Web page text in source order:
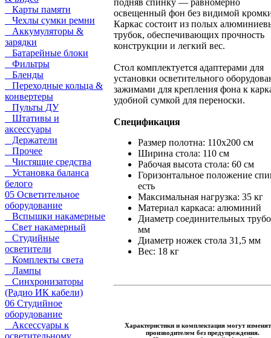
Карты памяти
Чехлы сумки ремни
Аккумуляторы &
зарядки
Батарейные блоки
Фильтры
Бленды
Переходные кольца &
конвертеры
Пульты ДУ
Штативы и
аксессуары
Держатели
Прочее
Чистящие средства
Установка баланса
белого
05 Осветительное
оборудование
Вспышки накамерные
Свет накамерный
Студийные
осветители
Комплекты света
Лампы
Синхронизаторы
(Радио ИК кабели)
06 Студийное
оборудование
Аксессуары к
осветительному
подняв спинку — равномерно
освещенный фон без видимой
Каркас состоит из полых
трубок, обеспечивающих прочность
конструкции и легкий вес.
Стол комплектуется адаптерами для
установки осветительного
зажимами для крепления фона к
удобной сумкой для переноски.
Спецификация
Размер полотна: 110х200 см
Ширина стола: 110 см
Рабочая высота стола: 60 см
Горизонтальное положение
есть
Максимальная нагрузка: 35 кг
Материал каркаса: алюминий
Диаметр соединительных
мм
Диаметр ножек стола 31,5 мм
Вес: 18 кг
Характеристики и комплектация могут
производителем без предупреждения.